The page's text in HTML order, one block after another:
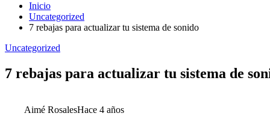
Inicio
Uncategorized
7 rebajas para actualizar tu sistema de sonido
Uncategorized
7 rebajas para actualizar tu sistema de
Aimé RosalesHace 4 años